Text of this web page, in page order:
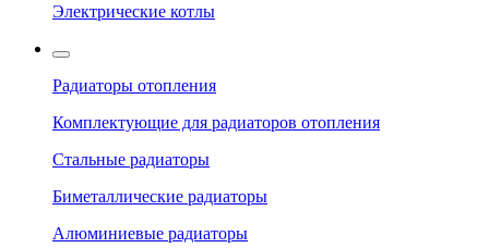
Электрические котлы
Радиаторы отопления
Комплектующие для радиаторов отопления
Стальные радиаторы
Биметаллические радиаторы
Алюминиевые радиаторы